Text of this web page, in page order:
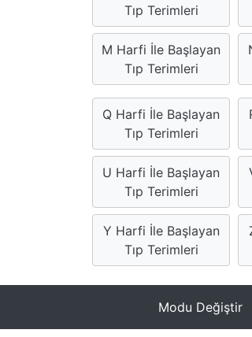
Tıp Terimleri
M Harfi İle Başlayan
Tıp Terimleri
Q Harfi İle Başlayan
Tıp Terimleri
U Harfi İle Başlayan
Tıp Terimleri
Y Harfi İle Başlayan
Tıp Terimleri
Modu Değiştir